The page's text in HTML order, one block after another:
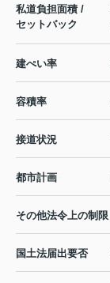
私道負担面積 /
セットバック
建ぺい率
容積率
接道状況
都市計画
その他法令上の制限
国土法届出要否